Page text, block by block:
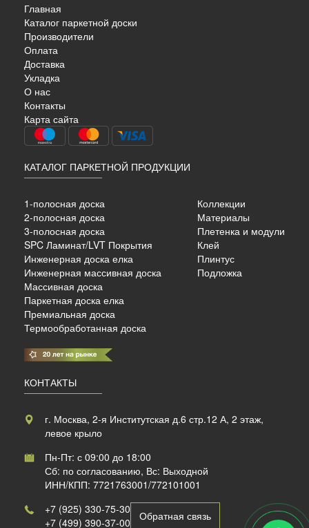
м²
Главная
Каталог паркетной доски
Производители
Оплата
Доставка
Укладка
О нас
Контакты
Карта сайта
КАТАЛОГ ПАРКЕТНОЙ ПРОДУКЦИИ
1-полосная доска
2-полосная доска
3-полосная доска
SPC Ламинат/LVT Покрытия
Инженерная доска елка
Инженерная массивная доска
Массивная доска
Паркетная доска елка
Премиальная доска
Термообработанная доска
Коллекции
Материалы
Плетенка и модули
Клей
Плинтус
Подложка
КОНТАКТЫ
г. Москва, 2-я Институтская д.6 стр.12 А, 2 этаж,
левое крыло
Пн-Пт: с 09:00 до 18:00
Сб: по согласованию, Вс: Выходной
ИНН/КПП: 7721763001/772101001
+7 (925) 330-75-30
+7 (499) 390-37-00
Обратная связь